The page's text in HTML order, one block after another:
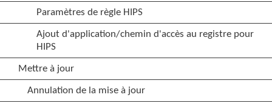
Paramètres de règle HIPS
Ajout d'application/chemin d'accès au registre pour
HIPS
Mettre à jour
Annulation de la mise à jour